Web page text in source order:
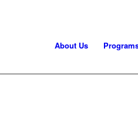
About Us